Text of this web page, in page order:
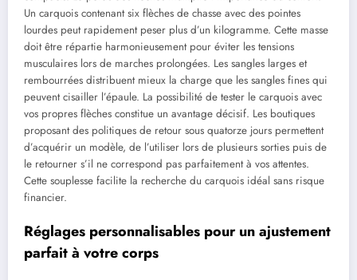
Un carquois contenant six flèches de chasse avec des pointes
lourdes peut rapidement peser plus d’un kilogramme. Cette masse
doit être répartie harmonieusement pour éviter les tensions
musculaires lors de marches prolongées. Les sangles larges et
rembourrées distribuent mieux la charge que les sangles fines qui
peuvent cisailler l’épaule. La possibilité de tester le carquois avec
vos propres flèches constitue un avantage décisif. Les boutiques
proposant des politiques de retour sous quatorze jours permettent
d’acquérir un modèle, de l’utiliser lors de plusieurs sorties puis de
le retourner s’il ne correspond pas parfaitement à vos attentes.
Cette souplesse facilite la recherche du carquois idéal sans risque
financier.
Réglages personnalisables pour un ajustement
parfait à votre corps